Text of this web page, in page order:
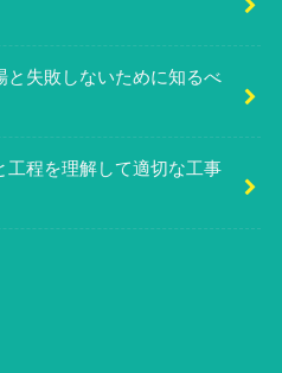
と失敗しないために知るべ
工程を理解して適切な工事